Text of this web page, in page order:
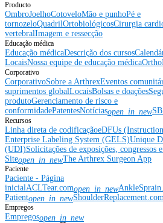
Producto
OmbroJoelhoCotoveloMão e punhoPé e
tornozeloQuadrilOrtobiológicosCirurgia
vertebralImagem e ressecção
Educação médica
Educação médicaDescrição dos cursos
LocaisNossa equipe de educação médica
Corporativo
CorporativoSobre a ArthrexEventos
suprimentos globalLocaisBolsas e doações
produtoGerenciamento de risco e
conformidadePatentesNotíciasopen_in_new
Recursos
Linha direta de codificaçãoeDFUs
Enterprise Labeling System (GELS)Unique
(UDI)Solicitações de exposições, congressos
Siteopen_in_newThe Arthrex Surgeon App
Paciente
Paciente - Página
inicialACLTear.comopen_in_new
Patientopen_in_newShoulderReplacement.com
Empregos
Empregosopen_in_new